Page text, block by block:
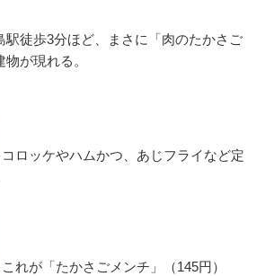
駅徒歩3分ほど、まさに「肉のたかさご
が現れる。
ロッケやハムかつ、あじフライなど定
れが「たかさごメンチ」（145円）